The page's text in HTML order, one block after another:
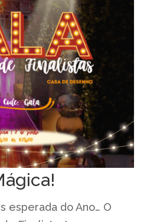
esperada do Ano… O